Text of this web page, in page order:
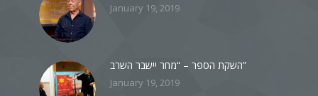
January 19, 2019
השקת הספר – “מחר יישבר השרב”
January 19, 2019